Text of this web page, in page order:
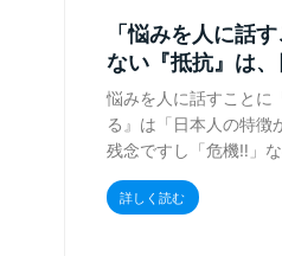
「悩みを人に話
ない『抵抗』は
悩みを人に話すことに
る』は「日本人の特徴
残念ですし「危機‼️」
詳しく読む